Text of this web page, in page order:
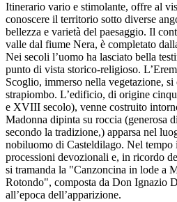
Itinerario vario e stimolante, offre al
conoscere il territorio sotto diverse
bellezza e varietà del paesaggio. Il
valle dal fiume Nera, è completato
Nei secoli l’uomo ha lasciato bella
punto di vista storico-religioso.
Scoglio, immerso nella vegetazione, si
strapiombo. L’edificio, di origine
e XVIII secolo), venne costruito
Madonna dipinta su roccia (generosa
secondo la tradizione,) apparsa nel
nobiluomo di Casteldilago. Nel tempo
processioni devozionali e, in ricordo
si tramanda la "Canzoncina in lode a
Rotondo", composta da Don Ignazio
all’epoca dell’apparizione.